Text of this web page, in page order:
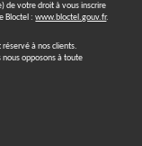
de votre droit à vous inscrire
Bloctel :www.bloctel.gouv.fr.
à nos clients.
nous opposons à toute